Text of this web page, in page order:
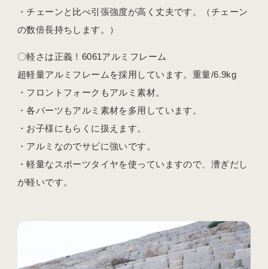
・チェーンと比べ引張強度が高く丈夫です。（チェーン
の数倍長持ちします。）
〇軽さは正義！6061アルミフレーム
超軽量アルミフレームを採用しています。重量/6.9kg
・フロントフォークもアルミ素材。
・各パーツもアルミ素材を多用しています。
・お子様にもらくに扱えます。
・アルミなのでサビに強いです。
・軽量なスポーツタイヤを使っていますので、漕ぎだし
が軽いです。